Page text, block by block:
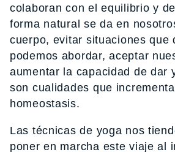
colaboran con el equilibrio y
forma natural se da en
cuerpo, evitar situaciones que
podemos abordar, aceptar
aumentar la capacidad de dar
son cualidades que
homeostasis.
Las técnicas de yoga nos
poner en marcha este viaje al